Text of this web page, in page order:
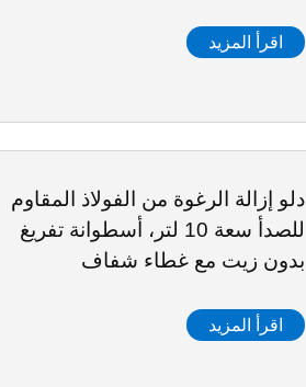
اقرأ المزيد
دلو إزالة الرغوة من الفولاذ المقاوم
للصدأ سعة 10 لتر، أسطوانة تفريغ
بدون زيت مع غطاء شفاف
اقرأ المزيد